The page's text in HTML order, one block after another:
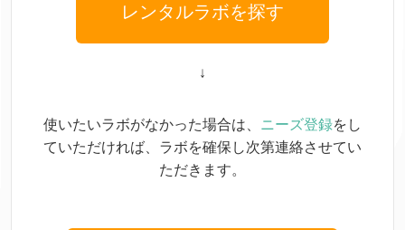
レンタルラボを探す
↓
使いたいラボがなかった場合は、 ニーズ登録をし
ていただければ、ラボを確保し次第連絡させてい
ただきます。